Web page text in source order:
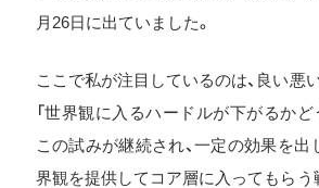
月26日に出ていました。
ここで私が注目しているのは、良い悪
「世界観に入るハードルが下がるかど
この試みが継続され、一定の効果を出
界観を提供してコア層に入ってもらう